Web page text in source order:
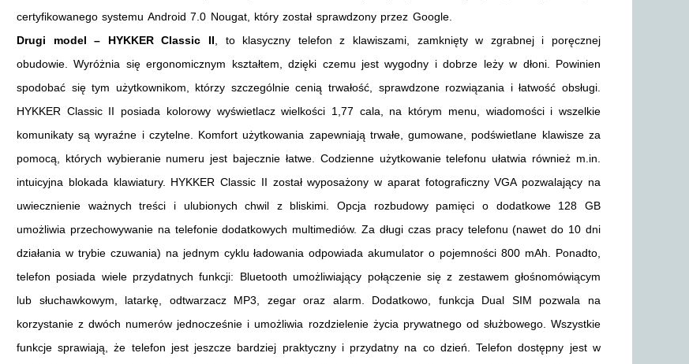
certyfikowanego systemu Android 7.0 Nougat, który został sprawdzony przez Google.
Drugi model – HYKKER Classic II , to klasyczny telefon z klawiszami, zamknięty w zgrabnej i poręcznej
obudowie. Wyróżnia się ergonomicznym kształtem, dzięki czemu jest wygodny i dobrze leży w dłoni. Powinien
spodobać się tym użytkownikom, którzy szczególnie cenią trwałość, sprawdzone rozwiązania i łatwość obsługi.
HYKKER Classic II posiada kolorowy wyświetlacz wielkości 1,77 cala, na którym menu, wiadomości i wszelkie
komunikaty są wyraźne i czytelne. Komfort użytkowania zapewniają trwałe, gumowane, podświetlane klawisze za
pomocą, których wybieranie numeru jest bajecznie łatwe. Codzienne użytkowanie telefonu ułatwia również m.in.
intuicyjna blokada klawiatury. HYKKER Classic II został wyposażony w aparat fotograficzny VGA pozwalający na
uwiecznienie ważnych treści i ulubionych chwil z bliskimi. Opcja rozbudowy pamięci o dodatkowe 128 GB
umożliwia przechowywanie na telefonie dodatkowych multimediów. Za długi czas pracy telefonu (nawet do 10 dni
działania w trybie czuwania) na jednym cyklu ładowania odpowiada akumulator o pojemności 800 mAh. Ponadto,
telefon posiada wiele przydatnych funkcji: Bluetooth umożliwiający połączenie się z zestawem głośnomówiącym
lub słuchawkowym, latarkę, odtwarzacz MP3, zegar oraz alarm. Dodatkowo, funkcja Dual SIM pozwala na
korzystanie z dwóch numerów jednocześnie i umożliwia rozdzielenie życia prywatnego od służbowego. Wszystkie
funkcje sprawiają, że telefon jest jeszcze bardziej praktyczny i przydatny na co dzień. Telefon dostępny jest w